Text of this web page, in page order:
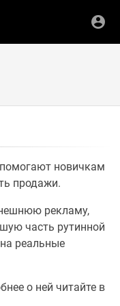
новичкам
продажи.
рекламу,
часть рутинной
реальные
о ней читайте в